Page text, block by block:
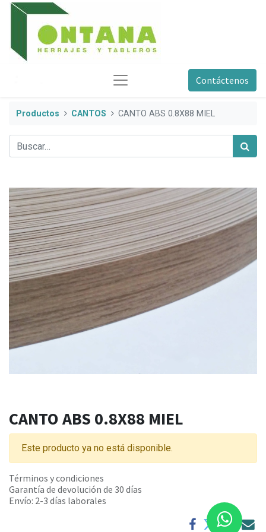
Contáctenos
Productos CANTOS CANTO ABS 0.8X88 MIEL
CANTO ABS 0.8X88 MIEL
Este producto ya no está disponible.
Términos y condiciones
Garantía de devolución de 30 días
Envío: 2-3 días laborales